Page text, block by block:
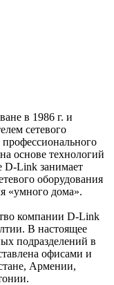
в 1986 г. и
сетевого
основе технологий
D-Link занимает
оборудования
«умного дома».
компании D-Link
В настоящее
подразделений в
офисами и
Армении,